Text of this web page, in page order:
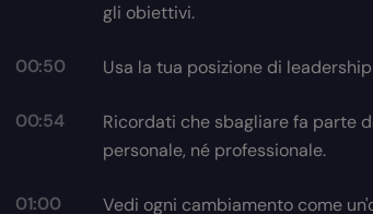
gli obiettivi.
00:50 Usa la tua posizione di
00:54
Ricordati che sbagliare fa parte
personale, né professionale.
01:00 Vedi ogni cambiamento come